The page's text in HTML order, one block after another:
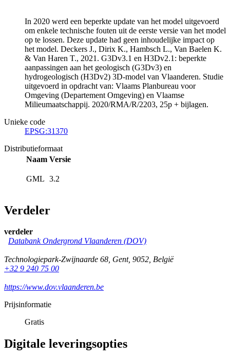
In 2020 werd een beperkte update van het model uitgevoerd
om enkele technische fouten uit de eerste versie van het model
op te lossen. Deze update had geen inhoudelijke impact op
het model. Deckers J., Dirix K., Hambsch L., Van Baelen K.
& Van Haren T., 2021. G3Dv3.1 en H3Dv2.1: beperkte
aanpassingen aan het geologisch (G3Dv3) en
hydrogeologisch (H3Dv2) 3D-model van Vlaanderen. Studie
uitgevoerd in opdracht van: Vlaams Planbureau voor
Omgeving (Departement Omgeving) en Vlaamse
Milieumaatschappij. 2020/RMA/R/2203, 25p + bijlagen.
Unieke code
EPSG:31370
Distributieformaat
Naam Versie
GML 3.2
Verdeler
verdeler
Databank Ondergrond Vlaanderen (DOV)
Technologiepark-Zwijnaarde 68, Gent, 9052, België
+32 9 240 75 00
https://www.dov.vlaanderen.be
Prijsinformatie
Gratis
Digitale leveringsopties